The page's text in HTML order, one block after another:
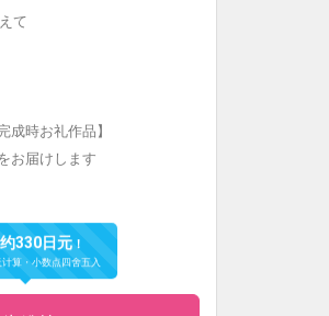
て
成時お礼作品】
お届けします
约330日元！
算・小数点四舍五入